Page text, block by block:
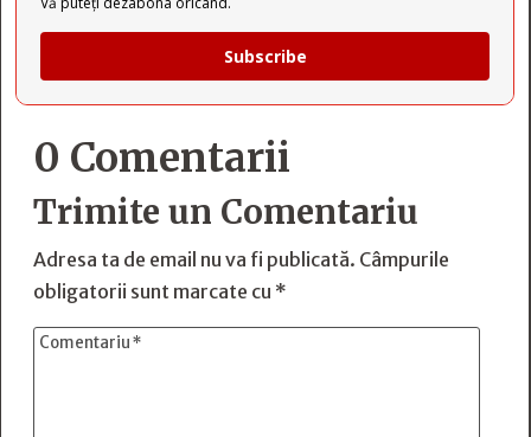
Subscribe
0 Comentarii
Trimite un Comentariu
Adresa ta de email nu va fi publicată. Câmpurile
obligatorii sunt marcate cu *